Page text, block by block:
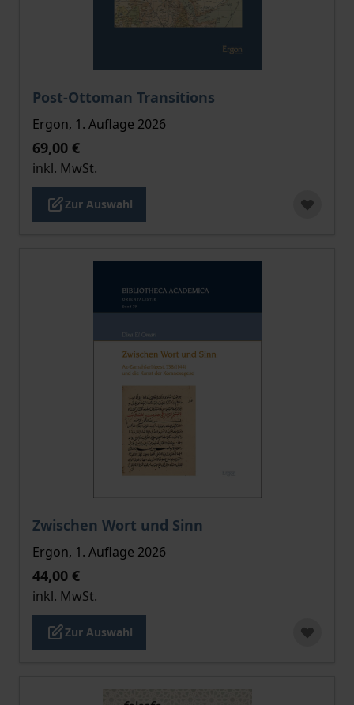
Post-Ottoman Transitions
Der Preis dieses Titels richtet sich nach der
Ergon, 1. Auflage 2026
69,00 €
inkl. MwSt.
Zur Auswahl
Zwischen Wort und Sinn
Der Preis dieses Titels richtet sich nach der
Ergon, 1. Auflage 2026
44,00 €
inkl. MwSt.
Zur Auswahl